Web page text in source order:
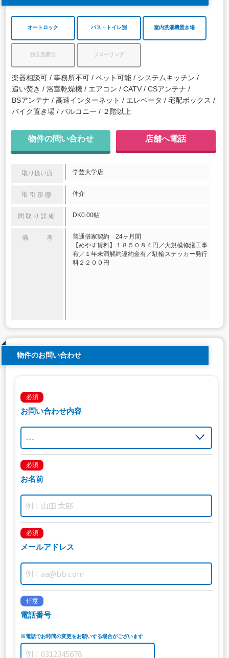
オートロック バス・トイレ別 室内洗濯機置き場
独立洗面台 フローリング
楽器相談可 事務所不可 ペット可能
システムキッチン
追い焚き
浴室乾燥機 エアコン CATV
CSアンテナ
BSアンテナ
高速インターネット エレベータ
宅配ボックス
バイク置き場
バルコニー ２階以上
物件の問い合わせ 店舗へ電話
取り扱い店 学芸大学店
取引形態 仲介
間取り詳細 DK0.00帖
備 考
普通借家契約 24ヶ月間
【めやす賃料】１８５０８４円／大規模修繕工事
有／１年未満解約違約金有／駐輪ステッカー発行
料２２００円
物件のお問い合わせ
必須
お問い合わせ内容
必須
お名前
必須
メールアドレス
任意
電話番号
※電話でお時間の変更をお願いする場合がございます